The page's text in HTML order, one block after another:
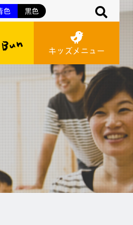
色 黒色
キッズメニュー